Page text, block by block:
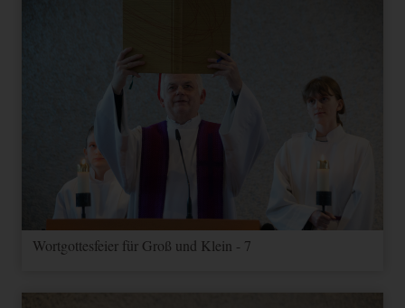
Wortgottesfeier für Groß und Klein - 7